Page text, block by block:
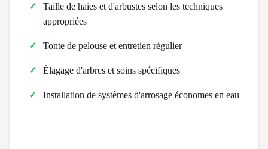
Taille de haies et d'arbustes selon les techniques
appropriées
Tonte de pelouse et entretien régulier
Élagage d'arbres et soins spécifiques
Installation de systèmes d'arrosage économes en eau